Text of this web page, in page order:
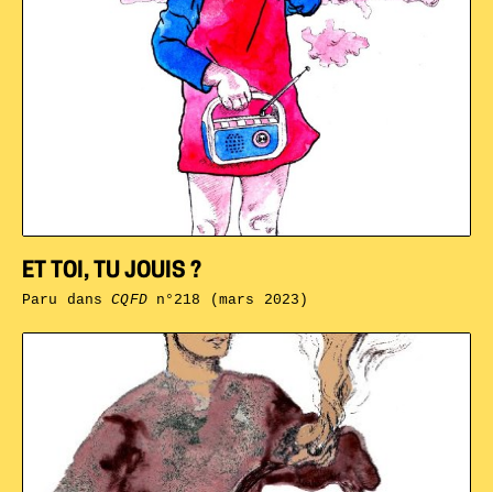
ET TOI, TU JOUIS ?
Paru dansCQFDn°218 (mars 2023)